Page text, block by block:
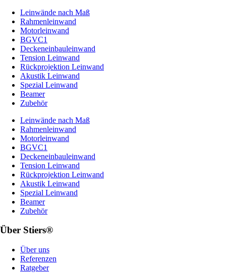
Leinwände nach Maß
Rahmenleinwand
Motorleinwand
BGVC1
Deckeneinbauleinwand
Tension Leinwand
Rückprojektion Leinwand
Akustik Leinwand
Spezial Leinwand
Beamer
Zubehör
Leinwände nach Maß
Rahmenleinwand
Motorleinwand
BGVC1
Deckeneinbauleinwand
Tension Leinwand
Rückprojektion Leinwand
Akustik Leinwand
Spezial Leinwand
Beamer
Zubehör
Über Stiers®
Über uns
Referenzen
Ratgeber